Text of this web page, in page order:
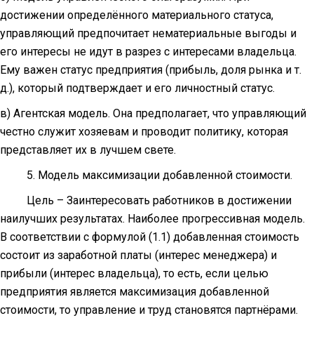
достижении определённого материального статуса,
управляющий предпочитает нематериальные выгоды и
его интересы не идут в разрез с интересами владельца.
Ему важен статус предприятия (прибыль, доля рынка и т.
д.), который подтверждает и его личностный статус.
в) Агентская модель. Она предполагает, что управляющий
честно служит хозяевам и проводит политику, которая
представляет их в лучшем свете.
5. Модель максимизации добавленной стоимости.
Цель – Заинтересовать работников в достижении
наилучших результа­тах. Наиболее прогрессивная модель.
В соответствии с формулой (1.1) добавленная стоимость
состоит из заработной платы (интерес менеджера) и
прибыли (интерес владельца), то есть, если целью
предприятия является максимизация добавленной
стоимости, то управление и труд становятся партнёрами.